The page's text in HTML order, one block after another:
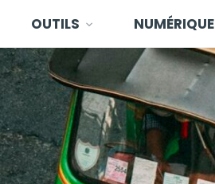
OUTILS NUMÉRIQUE